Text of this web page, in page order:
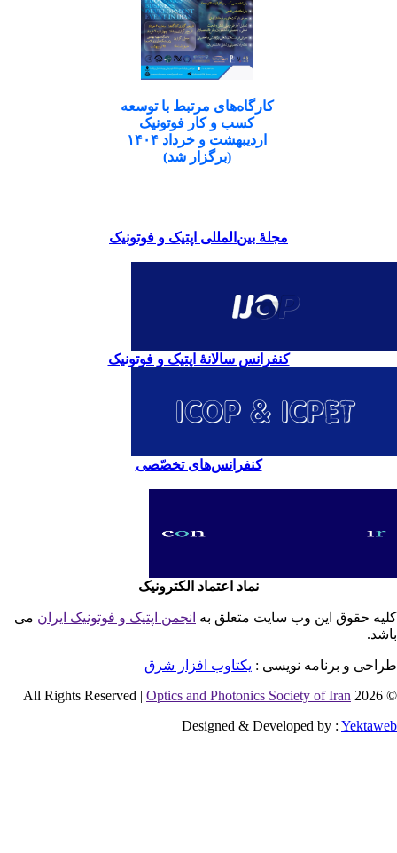
کارگاه‌های مرتبط با توسعه
کسب و کار فوتونیک
اردیبهشت و خرداد ۱۴۰۴
(برگزار شد)
مجلۀ بین‌المللی اپتیک و فوتونیک
کنفرانس سالانۀ اپتیک و فوتونیک
کنفرانس‌های تخصّصی
نماد اعتماد الکترونیک
حقوق این وب سایت متعلق بهانجمن اپتیک و فوتونیک ایران می
و برنامه نویسی : یکتاوب افزار شرق
©
Optics and Photonics Society of Iran
Designed & Developed by :